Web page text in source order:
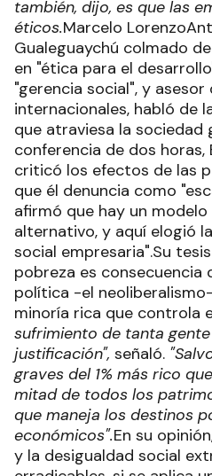
también, dijo, es que las
éticos.Marcelo
Gualeguaychú colmado
en "ética para el
"gerencia social", y
internacionales, habló de
que atraviesa la sociedad
conferencia de dos horas,
criticó los efectos de las
que él denuncia como
afirmó que hay un
alternativo, y aquí elogió
social empresaria".Su
pobreza es consecuencia
política -el
minoría rica que controla
sufrimiento de tanta
justificación", señaló.
graves del 1% más rico
mitad de todos los
que maneja los destinos
económicos".En su
y la desigualdad social